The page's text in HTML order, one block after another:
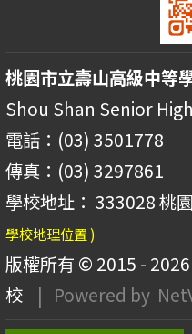
桃園市立壽山高級中等
Shou Shan Senior
電話：(03) 3501778
傳真：(03) 3297861
學校地址： 333028 桃
學校地理位置 )
版權所有 © 2015 - 2026
校
| Powered by